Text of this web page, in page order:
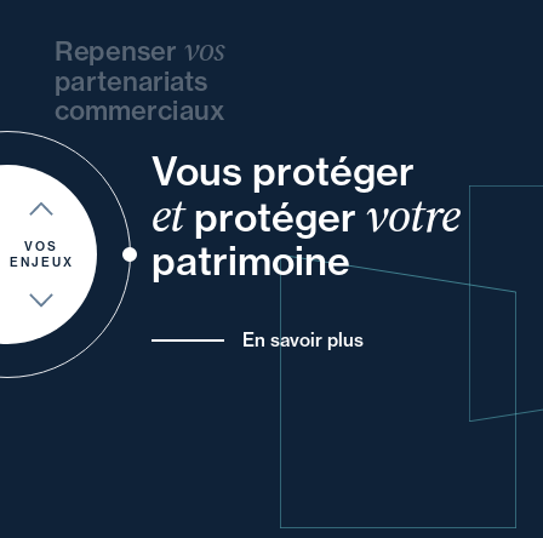
VOS
ENJEUX
Repenser vos
partenariats
commerciaux
Vous protéger
etprotéger votre
patrimoine
En savoir plus
votre
ou
à
et
et
votre
pour
vos
et
vos
de